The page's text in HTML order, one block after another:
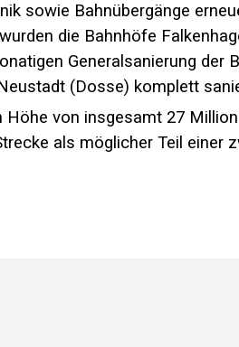
sowie Bahnübergänge
die Bahnhöfe
Generalsanierung der
(Dosse) komplett
von insgesamt 27
als möglicher Teil einer